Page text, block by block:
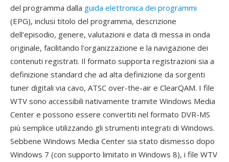
del programma dalla guida elettronica dei programmi
(EPG), inclusi titolo del programma, descrizione
dell'episodio, genere, valutazioni e data di messa in onda
originale, facilitando l'organizzazione e la navigazione dei
contenuti registrati. Il formato supporta registrazioni sia a
definizione standard che ad alta definizione da sorgenti
tuner digitali via cavo, ATSC over-the-air e ClearQAM. I file
WTV sono accessibili nativamente tramite Windows Media
Center e possono essere convertiti nel formato DVR-MS
più semplice utilizzando gli strumenti integrati di Windows.
Sebbene Windows Media Center sia stato dismesso dopo
Windows 7 (con supporto limitato in Windows 8), i file WTV